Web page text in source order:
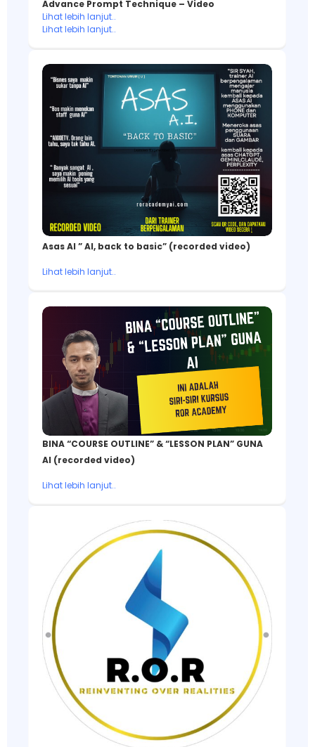
Lihat lebih lanjut..
Advance Prompt Technique – Video
Lihat lebih lanjut..
Asas AI ” AI, back to basic” (recorded video)
Lihat lebih lanjut..
BINA “COURSE OUTLINE” & “LESSON PLAN” GUNA
AI (recorded video)
Lihat lebih lanjut..